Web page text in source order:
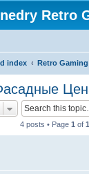
Retro
index Retro Gaming
4 posts • Page 1 of 1